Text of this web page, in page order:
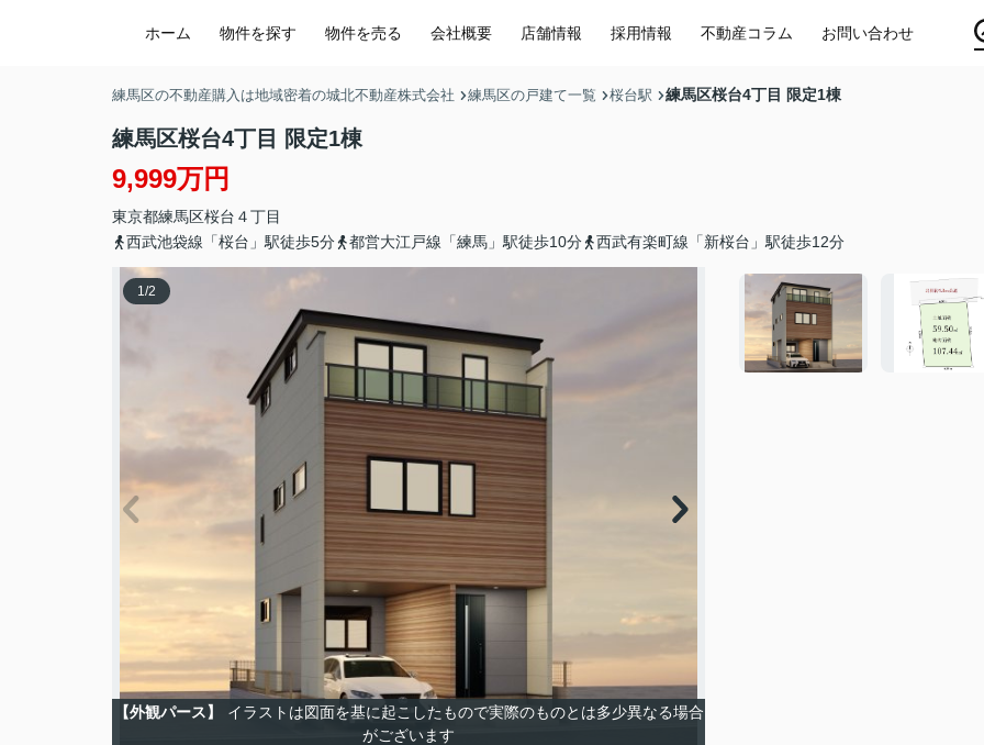
ホーム 物件を探す 物件を売る 会社概要 店舗情報 採用情報 不動産コラム お問い合わせ
練馬区の不動産購入は地域密着の城北不動産株式会社 練馬区の戸建て一覧 桜台駅 練馬区桜台4丁目 限定1棟
練馬区桜台4丁目 限定1棟
9,999万円
東京都練馬区桜台 ４丁目
西武池袋線「桜台」駅徒歩5分
都営大江戸線「練馬」駅徒歩10分 西武有楽町線「新桜台」駅徒歩12分
1/2
【外観パース】
イラストは図面を基に起こしたもので実際のものとは多少異なる場合
がございます